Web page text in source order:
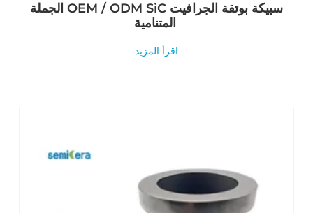
الجملة OEM / ODM SiC سبيكة بوتقة الجرافيت
اقرأ المزيد